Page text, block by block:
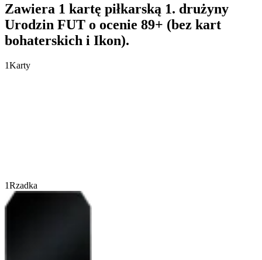
Zawiera 1 kartę piłkarską 1. drużyny
Urodzin FUT o ocenie 89+ (bez kart
bohaterskich i Ikon).
1Karty
1Rzadka